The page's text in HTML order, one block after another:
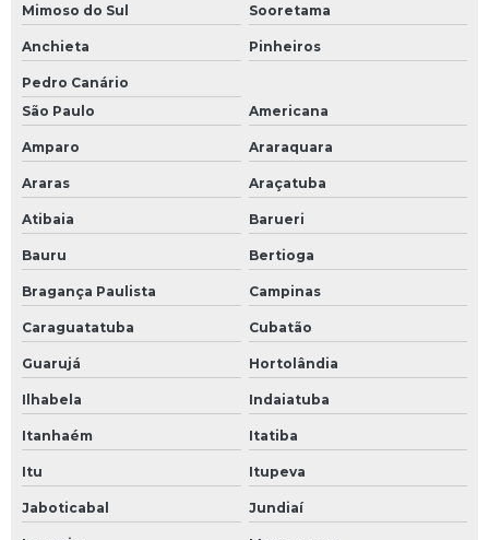
Mimoso do Sul Sooretama
Anchieta Pinheiros
Pedro Canário
São Paulo
Americana
Amparo Araraquara
Araras Araçatuba
Atibaia Barueri
Bauru Bertioga
Bragança Paulista Campinas
Caraguatatuba Cubatão
Guarujá Hortolândia
Ilhabela Indaiatuba
Itanhaém Itatiba
Itu Itupeva
Jaboticabal Jundiaí